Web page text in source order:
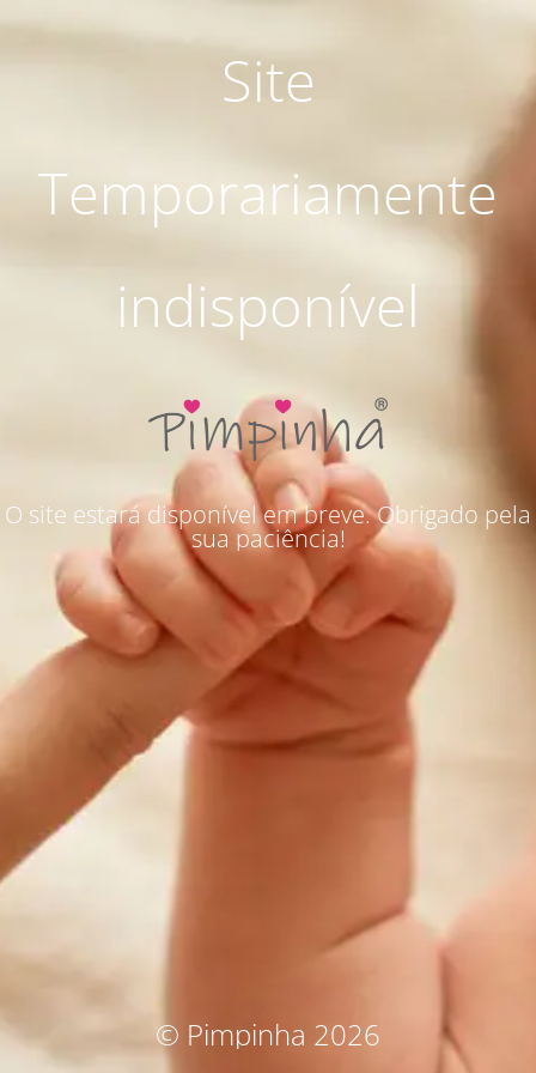
Site
Temporariamente
indisponível
O site estará disponível em breve. Obrigado pela
sua paciência!
© Pimpinha 2026